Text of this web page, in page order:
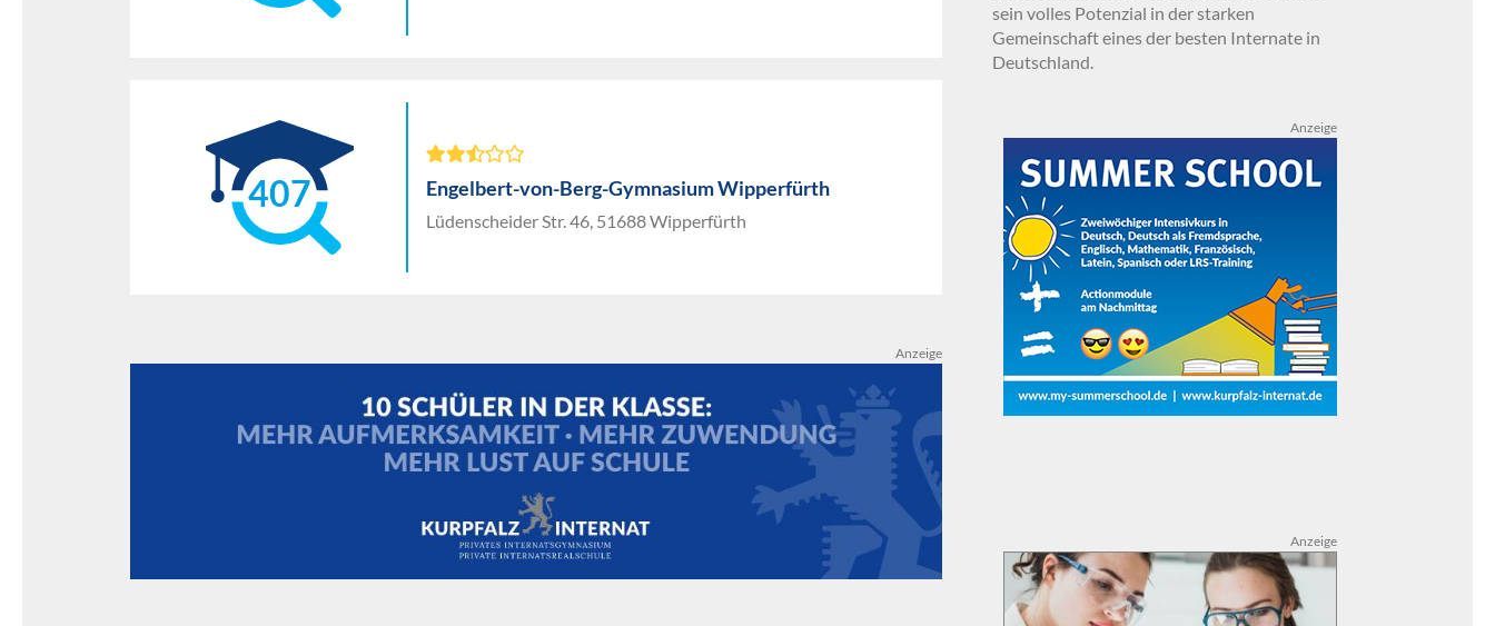
407 Engelbert-von-Berg-Gymnasium Wipperfürth
Lüdenscheider Str. 46, 51688 Wipperfürth
Anzeige
sein volles Potenzial in der starken
Gemeinschaft eines der besten Internate in
Deutschland.
Anzeige
Anzeige